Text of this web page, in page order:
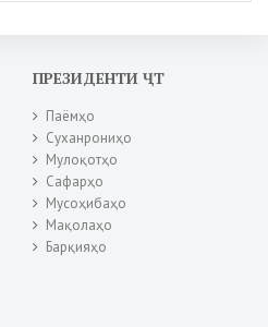
ПРЕЗИДЕНТИ ҶТ
Паёмҳо
Суханрониҳо
Мулоқотҳо
Сафарҳо
Мусоҳибаҳо
Мақолаҳо
Барқияҳо